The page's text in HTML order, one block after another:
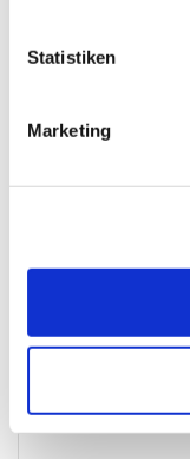
Statistiken
Marketing